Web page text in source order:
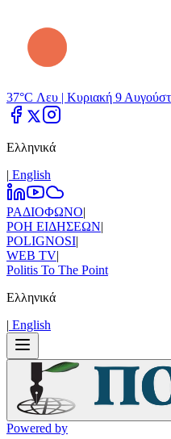
37°C Λευ | Κυριακή 9
Ελληνικά
| Εnglish
ΡΑΔΙΟΦΩΝΟ|
ΡΟΗ ΕΙΔΗΣΕΩΝ|
POLIGNOSI|
WEB TV|
Politis To The Point
Ελληνικά
| Εnglish
Powered by